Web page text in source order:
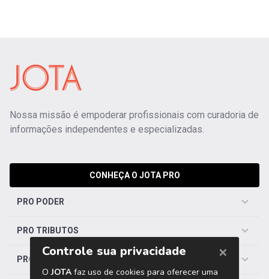
Nossa missão é empoderar profissionais com curadoria de
informações independentes e especializadas.
CONHEÇA O JOTA PRO
PRO PODER
PRO TRIBUTOS
PRO TRABALHISTA